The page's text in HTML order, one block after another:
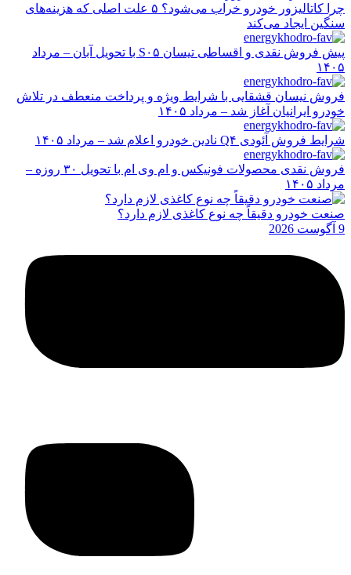
چرا کاتالیزور خودرو خراب می‌شود؟ ۵ علت اصلی که هزینه‌های
سنگین ایجاد می‌کند
پیش فروش نقدی و اقساطی تیسان S۰۵ با تحویل آبان – مرداد
۱۴۰۵
فروش نیسان قشقایی با شرایط ویژه و پرداخت منعطف در تلاش
خودرو ایرانیان آغاز شد – مرداد ۱۴۰۵
شرایط فروش آئودی Q۴ نادین خودرو اعلام شد – مرداد ۱۴۰۵
فروش نقدی محصولات فونیکس و ام وی ام با تحویل ۳۰ روزه –
مرداد ۱۴۰۵
صنعت خودرو دقیقاً چه نوع کاغذی لازم دارد؟
9 آگوست 2026